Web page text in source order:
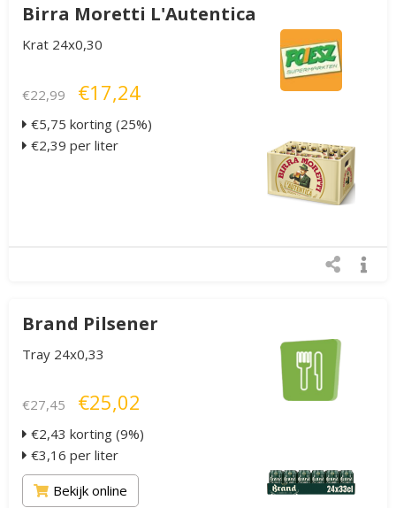
Birra Moretti L'Autentica
Krat 24x0,30
€22,99 €17,24
€5,75 korting (25%)
€2,39 per liter
Brand Pilsener
Tray 24x0,33
€27,45 €25,02
€2,43 korting (9%)
€3,16 per liter
Bekijk online